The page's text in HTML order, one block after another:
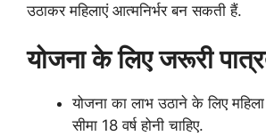
उठाकर महिलाएं आत्मनिर्भर बन सकती हैं.
योजना के लिए जरूरी
योजना का लाभ उठाने के लिए
सीमा 18 वर्ष होनी चाहिए.